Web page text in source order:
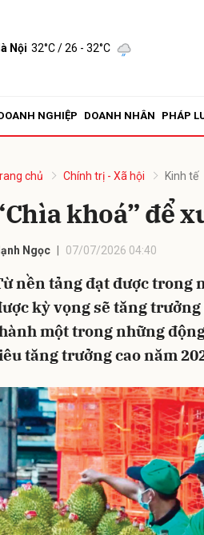
Nội 32°C/ 26 - 32°C
NGHIỆP DOANH NHÂN PHÁP
chủ Chính trị - Xã hội Kinh tế
khoá” để
Ngọc 07/07/2026 04:40
nền tảng đạt được trong
kỳ vọng sẽ tăng
một trong những
tăng trưởng cao năm